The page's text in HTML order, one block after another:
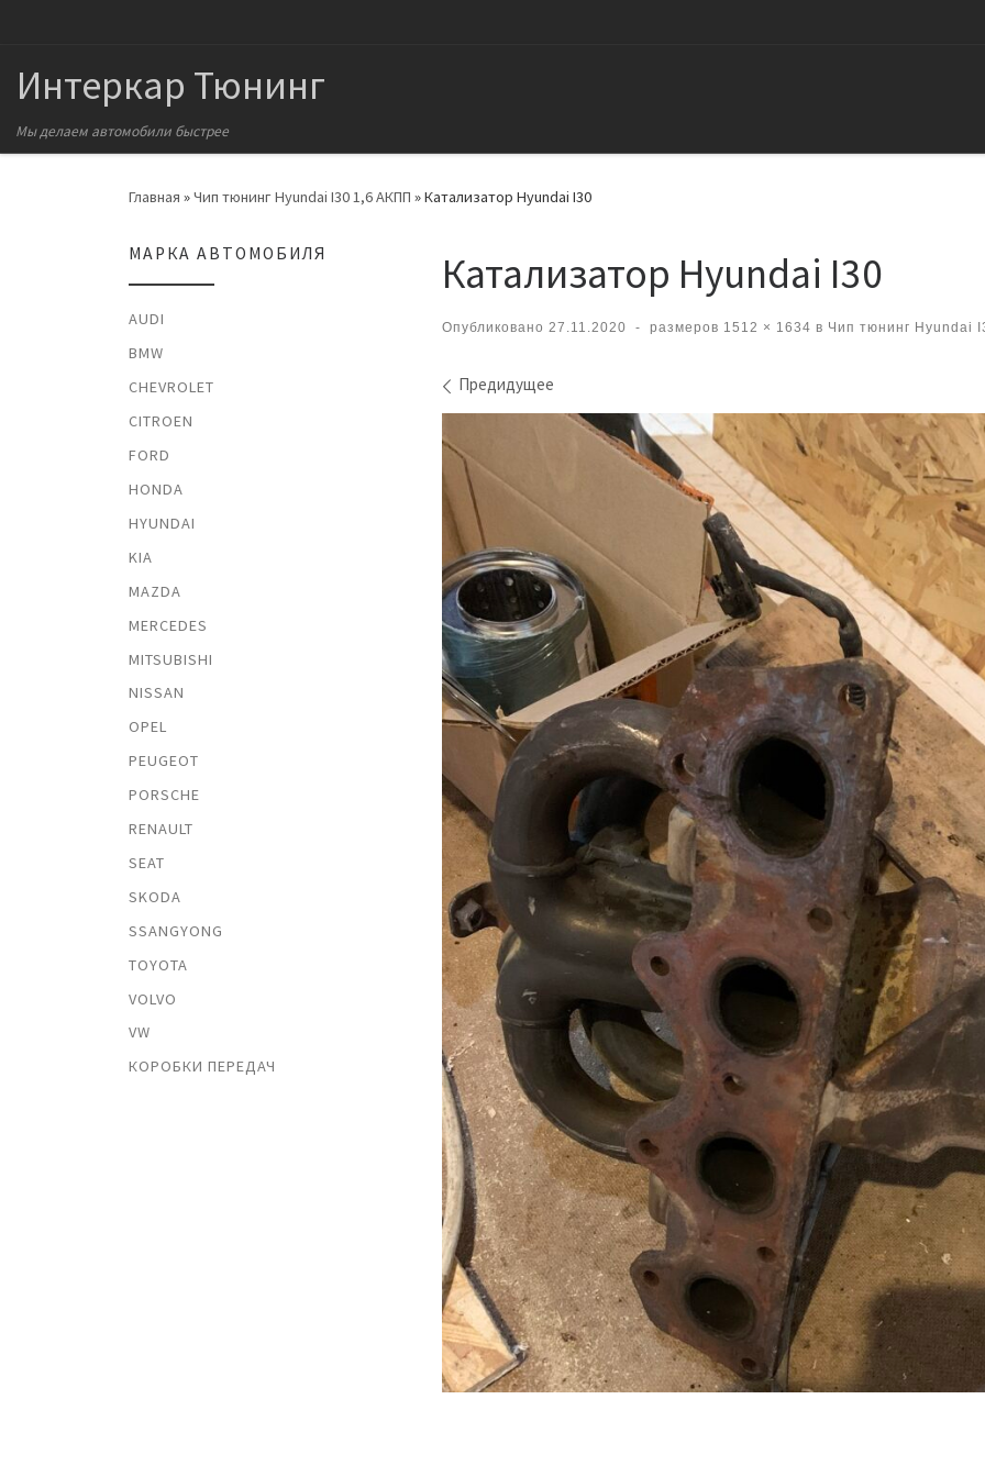
Интеркар Тюнинг
Мы делаем автомобили быстрее
Главная »Чип тюнинг Hyundai I30 1,6 АКПП »Катализатор Hyundai I30
Катализатор Hyundai I30
Опубликовано 27.11.2020 - размеров 1512 × 1634 в Чип тюнинг Hyundai
Навигация по изображениям
Предидущее
МАРКА АВТОМОБИЛЯ
AUDI
BMW
CHEVROLET
CITROEN
FORD
HONDA
HYUNDAI
KIA
MAZDA
MERCEDES
MITSUBISHI
NISSAN
OPEL
PEUGEOT
PORSCHE
RENAULT
SEAT
SKODA
SSANGYONG
TOYOTA
VOLVO
VW
КОРОБКИ ПЕРЕДАЧ